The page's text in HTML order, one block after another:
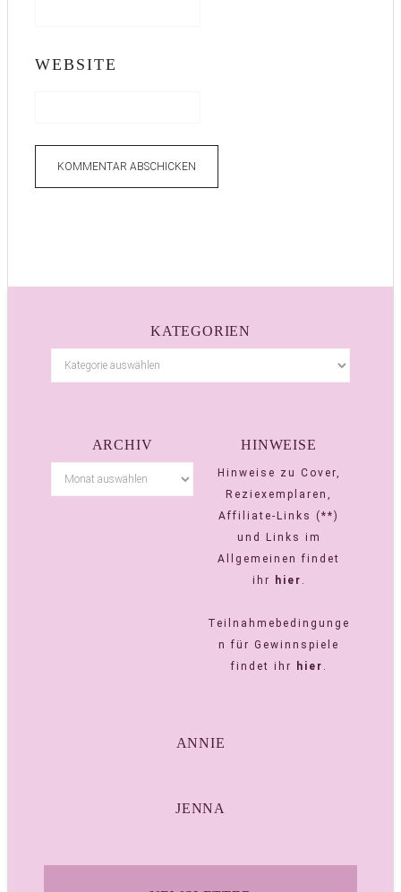
WEBSITE
KATEGORIEN
ARCHIV HINWEISE
Hinweise zu Cover,
Reziexemplaren,
Affiliate-Links (**)
und Links im
Allgemeinen findet
ihr
hier .
Teilnahmebedingunge
n für Gewinnspiele
findet ihr
hier .
ANNIE
JENNA